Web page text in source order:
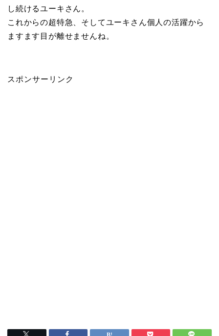
し続けるユーキさん。
これからの超特急、そしてユーキさん個人の活躍から
ますます目が離せませんね。
スポンサーリンク